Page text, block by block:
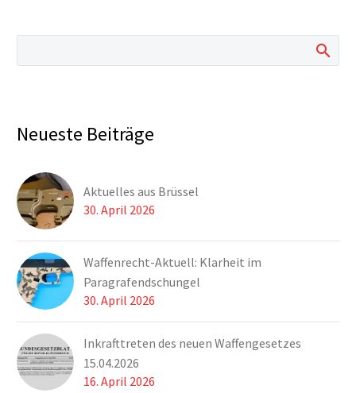
Eigenschaften und
Was erzeugt Wirkung
beim Wähler? Anhand
Putin, Trump und
österreichischen
Mittwoch, dem
17.05.2017 in der Team
Stronach Akademie die
psychologischen und
soziologischen
Erfolgsfaktoren
Neueste Beiträge
Aktuelles aus Brüssel
30. April 2026
Waffenrecht-Aktuell: Klarheit im
Paragrafendschungel
30. April 2026
Inkrafttreten des neuen Waffengesetzes
15.04.2026
16. April 2026